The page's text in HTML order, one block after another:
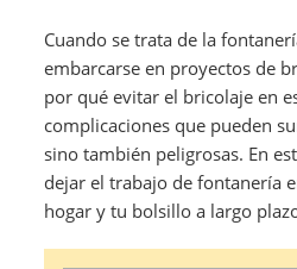
Cuando se trata de la
embarcarse en proyectos de
por qué evitar el bricolaje en
complicaciones que pueden
sino también peligrosas. En
dejar el trabajo de fontanería
hogar y tu bolsillo a largo